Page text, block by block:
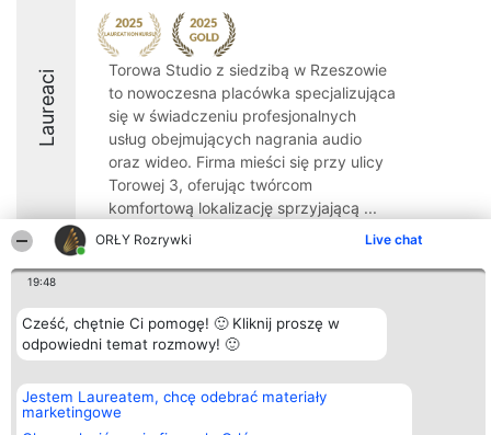
ORŁY Rozrywki Live chat
19:48
Cześć, chętnie Ci pomogę! 🙂 Kliknij proszę w
odpowiedni temat rozmowy! 🙂
Jestem Laureatem, chcę odebrać materiały
marketingowe
Laureaci
Torowa Studio z siedzibą w Rzeszowie
to nowoczesna placówka specjalizująca
się w świadczeniu profesjonalnych
usług obejmujących nagrania audio
oraz wideo. Firma mieści się przy ulicy
Torowej 3, oferując twórcom
komfortową lokalizację sprzyjającą ...
9.6
Organizator plebiscytu
Bright Side Solutions sp. z o.
o. sp. k.
Wrocław 50-079
KRS 0000749100 | Regon
381313360 | NIP 8943132676
Plebiscyt
Laureaci
Lista
Laureatów
Zasady
Kontakt